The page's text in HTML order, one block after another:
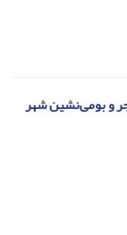
و بومی‌نشین شهر